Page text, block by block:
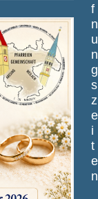
f
n
u
n
g
s
z
e
i
t
e
n